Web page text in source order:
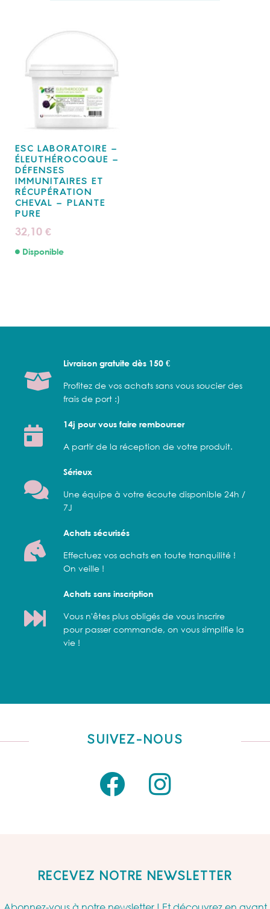
ESC LABORATOIRE –
ÉLEUTHÉROCOQUE –
DÉFENSES
IMMUNITAIRES ET
RÉCUPÉRATION
CHEVAL – PLANTE
PURE
32,10 €
Disponible
Livraison gratuite dès 150 €
Profitez de vos achats sans vous soucier des
frais de port :)
14j pour vous faire rembourser
A partir de la réception de votre produit.
Sérieux
Une équipe à votre écoute disponible 24h /
7J
Achats sécurisés
Effectuez vos achats en toute tranquilité !
On veille !
Achats sans inscription
Vous n'êtes plus obligés de vous inscrire
pour passer commande, on vous simplifie la
vie !
SUIVEZ-NOUS
RECEVEZ NOTRE NEWSLETTER